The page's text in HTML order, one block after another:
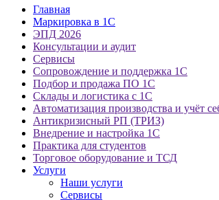
Главная
Маркировка в 1С
ЭПД 2026
Консультации и аудит
Сервисы
Сопровождение и поддержка 1С
Подбор и продажа ПО 1С
Склады и логистика с 1С
Автоматизация производства и учёт
Антикризисный РП (ТРИЗ)
Внедрение и настройка 1С
Практика для студентов
Торговое оборудование и ТСД
Услуги
Наши услуги
Сервисы